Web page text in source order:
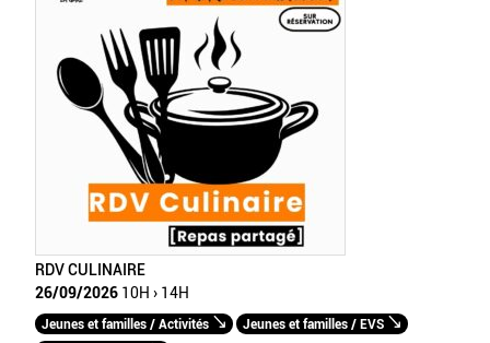
RDV CULINAIRE
26/09/2026 10H › 14H
Jeunes et familles / Activités
Jeunes et familles / EVS